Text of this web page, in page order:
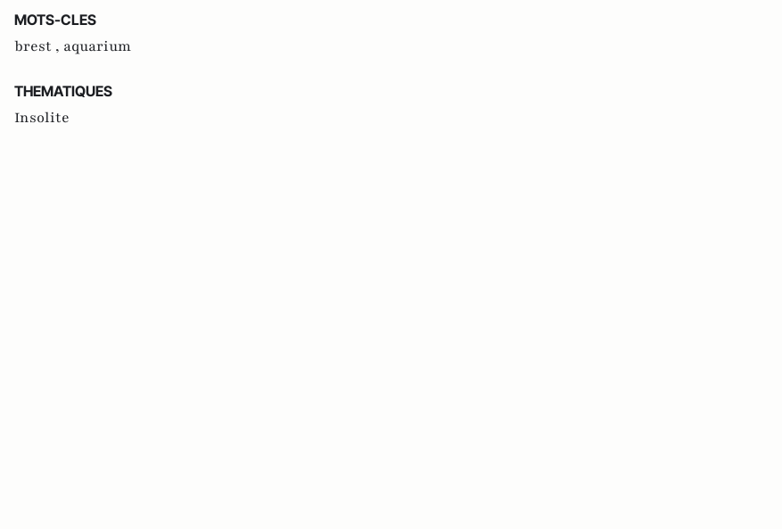
MOTS-CLES
brest , aquarium
THEMATIQUES
Insolite